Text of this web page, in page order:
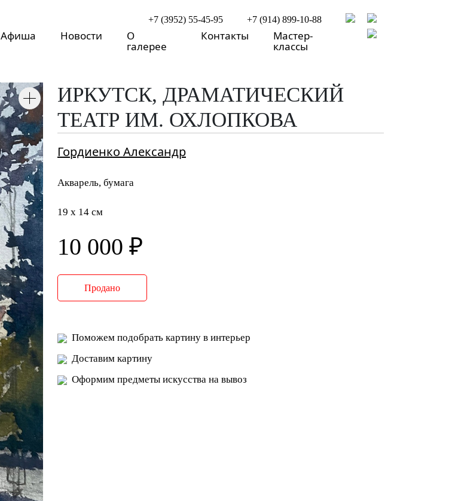
+7 (3952) 55-45-95 +7 (914) 899-10-88
Афиша Новости О
галерее
Контакты Мастер-
классы
ИРКУТСК, ДРАМАТИЧЕСКИЙ
ТЕАТР ИМ. ОХЛОПКОВА
Гордиенко Александр
Акварель, бумага
19 x 14 см
10 000 ₽
Продано
Поможем подобрать картину в интерьер
Доставим картину
Оформим предметы искусства на вывоз